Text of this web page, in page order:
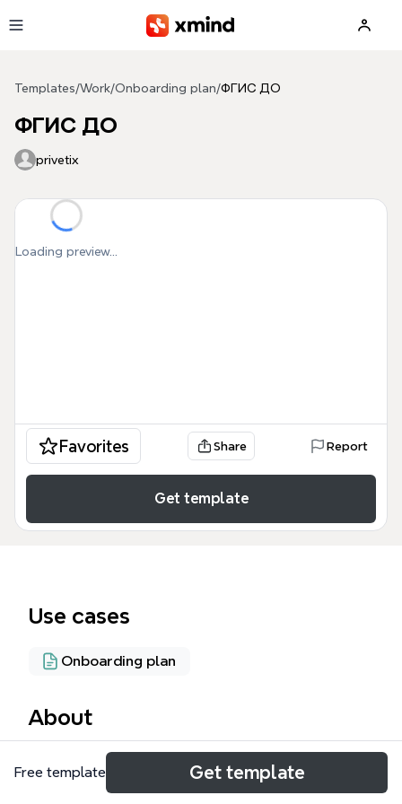
Templates/Work/Onboarding plan/ФГИС ДО
ФГИС ДО
privetix
Loading preview...
Favorites Share Report
Get template
Use cases
Onboarding plan
About
ФГИС ДО (Федеральная государственная
информационная система досудебного
Free template Get template